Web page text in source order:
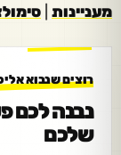
מעניינות
רוצים שנבוא
נבנה לכם
שלכם